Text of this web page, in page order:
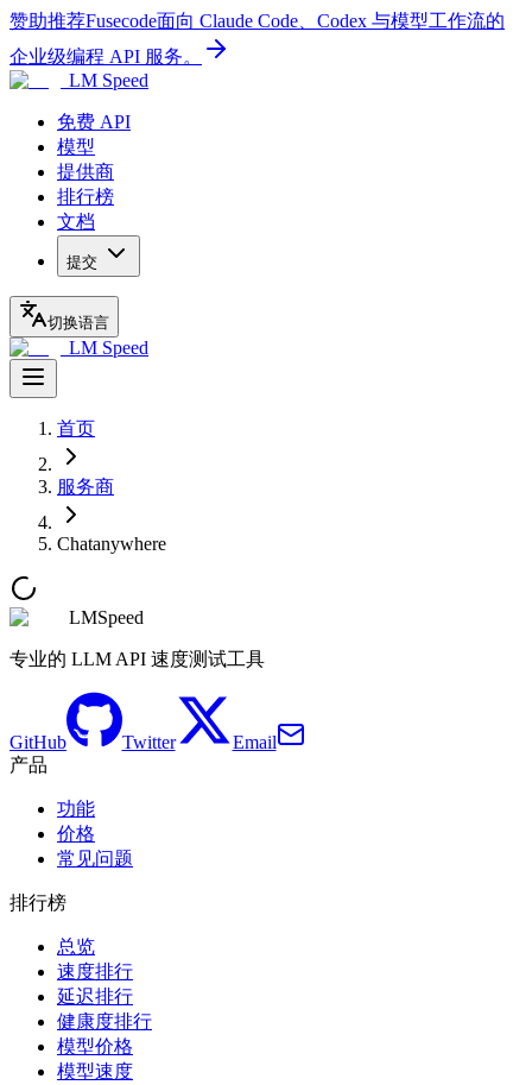
赞助推荐Fusecode面向 Claude Code、Codex 与模型工作流的
企业级编程 API 服务。
LM Speed
免费 API
模型
提供商
排行榜
文档
提交
切换语言
LM Speed
首页
服务商
Chatanywhere
LMSpeed
专业的 LLM API 速度测试工具
GitHub Twitter
Email
产品
功能
价格
常见问题
排行榜
总览
速度排行
延迟排行
健康度排行
模型价格
模型速度